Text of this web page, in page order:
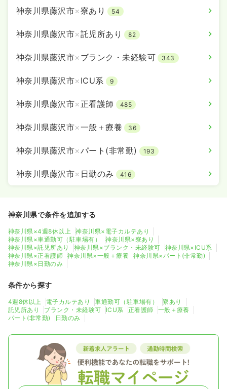
オンコールあり 第二新卒可
神奈川県藤沢市×寮あり 54
神奈川県藤沢市×託児所あり 82
神奈川県藤沢市× ブランク・未経験可 343
神奈川県藤沢市× ICU系 9
神奈川県藤沢市× 正看護師 485
神奈川県藤沢市×一般＋療養 36
神奈川県藤沢市×パート(非常勤) 193
神奈川県藤沢市× 日勤のみ 416
神奈川県で条件を追加する
神奈川県×4週8休以上
神奈川県×電子カルテあり
神奈川県×車通勤可（駐車場有）
神奈川県×寮あり
神奈川県×託児所あり
神奈川県×ブランク・未経験可
神奈川県×ICU系
神奈川県×正看護師
神奈川県×一般＋療養
神奈川県×パート(非常勤)
神奈川県×日勤のみ
条件から探す
4週8休以上 電子カルテあり 車通勤可（駐車場有）
寮あり
託児所あり
ブランク・未経験可 ICU系 正看護師
一般＋療養
パート(非常勤)
日勤のみ